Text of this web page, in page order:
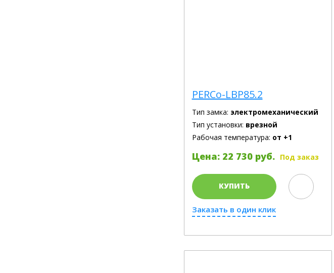
PERCo-LBP85.2
Тип замка: электромеханический
Тип установки: врезной
Рабочая температура: от +1
Цена: 22 730 руб. Под заказ
КУПИТЬ
Заказать в один клик